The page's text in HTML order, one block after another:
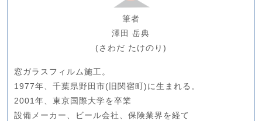
筆者
澤田 岳典
(さわだ たけのり)
窓ガラスフィルム施工。
1977年、千葉県野田市(旧関宿町)に生まれる。
2001年、東京国際大学を卒業
設備メーカー、ビール会社、保険業界を経て